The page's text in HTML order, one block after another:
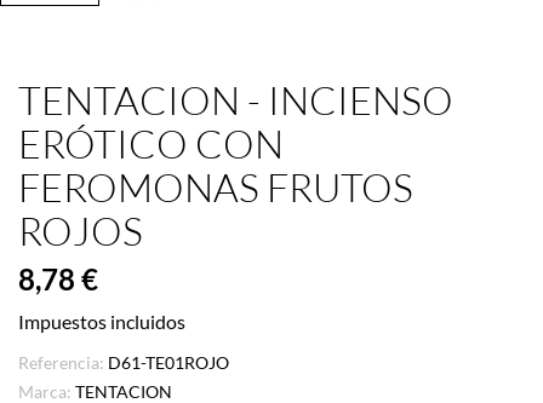
TENTACION - INCIENSO
ERÓTICO CON
FEROMONAS FRUTOS
ROJOS
8,78 €
Impuestos incluidos
Referencia: D61-TE01ROJO
Marca: TENTACION